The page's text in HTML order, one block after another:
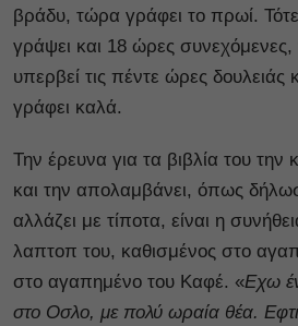
βράδυ, τώρα γράφει το πρωί.
γράψει και 18 ώρες
υπερβεί τις πέντε ώρες δουλειάς
γράφει καλά.
Την έρευνα για τα βιβλία του την
και την απολαμβάνει, όπως
αλλάζει με τίποτα, είναι η
λαπτοπ του, καθισμένος στο
στο αγαπημένο του Καφέ. «Εχω
στο Οσλο, με πολύ ωραία θέα.